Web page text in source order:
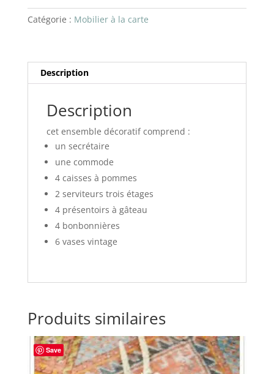
table
Catégorie : Mobilier à la carte
Description
Description
cet ensemble décoratif comprend :
un secrétaire
une commode
4 caisses à pommes
2 serviteurs trois étages
4 présentoirs à gâteau
4 bonbonnières
6 vases vintage
Produits similaires
Save